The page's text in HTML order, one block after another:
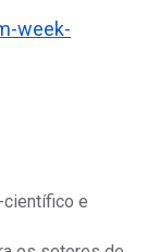
week-
científico e